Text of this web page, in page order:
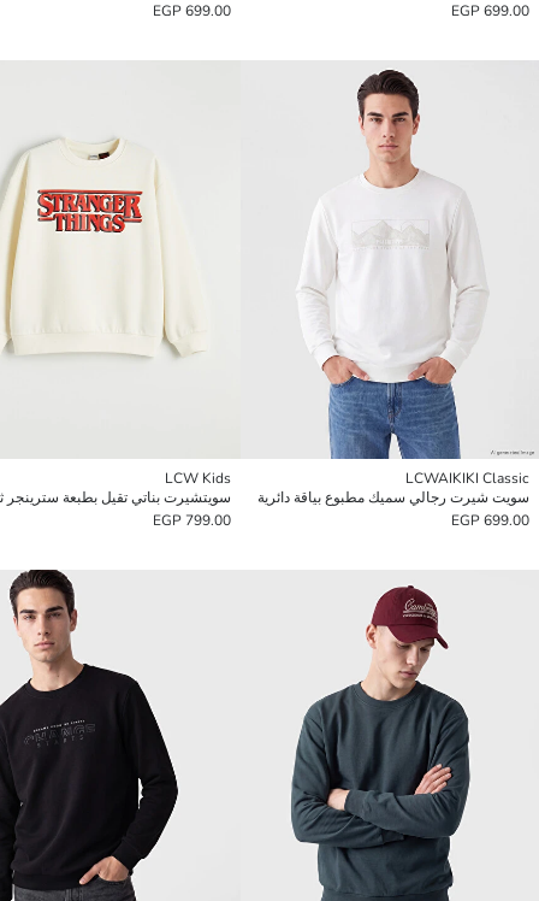
699.00 EGP
699.00 EGP
LCWAIKIKI Classic
سويت شيرت رجالي سميك مطبوع بياقة دائرية
699.00 EGP
LCW Kids
سويتشيرت بناتي تقيل بطبعة سترينجر
799.00 EGP